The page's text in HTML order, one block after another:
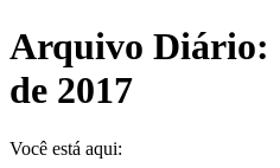
Arquivo Diário:
de 2017
Você está aqui: